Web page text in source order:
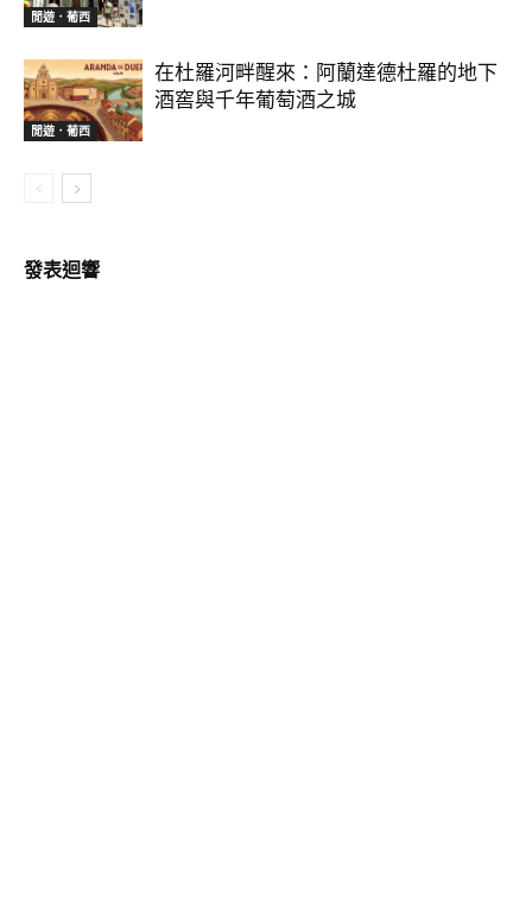
閒遊．葡西
閒遊．葡西
在杜羅河畔醒來：阿蘭達德杜羅的地下
酒窖與千年葡萄酒之城
發表迴響